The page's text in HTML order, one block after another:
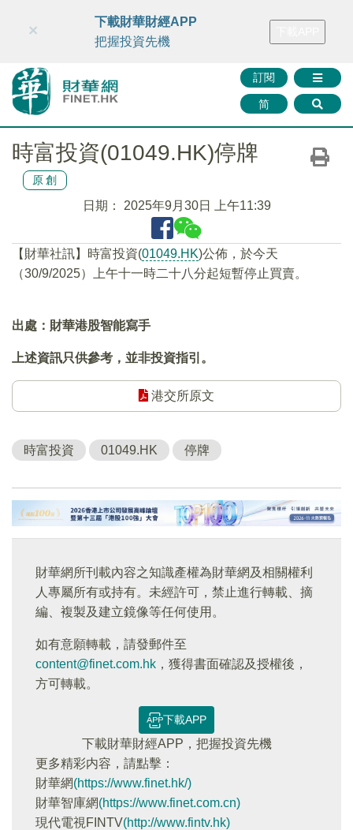
財華智庫網 FINTV FINMETA 財華證券 媒體矩陣
訂閱
简
×
下載財華財經APP
把握投資先機
時富投資(01049.HK)停牌
原創
日期： 2025年9月30日 上午11:39
【財華社訊】時富投資(01049.HK)公佈，於今天
（30/9/2025）上午十一時二十八分起短暫停止買賣。
出處：財華港股智能寫手
上述資訊只供參考，並非投資指引。
港交所原文
時富投資 01049.HK 停牌
財華網所刊載內容之知識產權為財華網及相關權利
人專屬所有或持有。未經許可，禁止進行轉載、摘
編、複製及建立鏡像等任何使用。
如有意願轉載，請發郵件至
content@finet.com.hk ，獲得書面確認及授權後，
方可轉載。
下載APP
下載財華財經APP，把握投資先機
更多精彩内容，請點擊：
財華網(https://www.finet.hk/)
財華智庫網(https://www.finet.com.cn)
現代電視FINTV(http://www.fintv.hk)